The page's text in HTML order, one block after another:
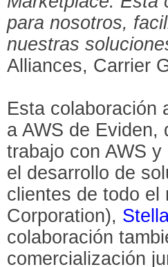
para nosotros,
nuestras
Alliances, Carrier
Esta colaboración
a AWS de Eviden,
trabajo con AWS
el desarrollo de
clientes de todo el
Corporation),
colaboración
comercialización